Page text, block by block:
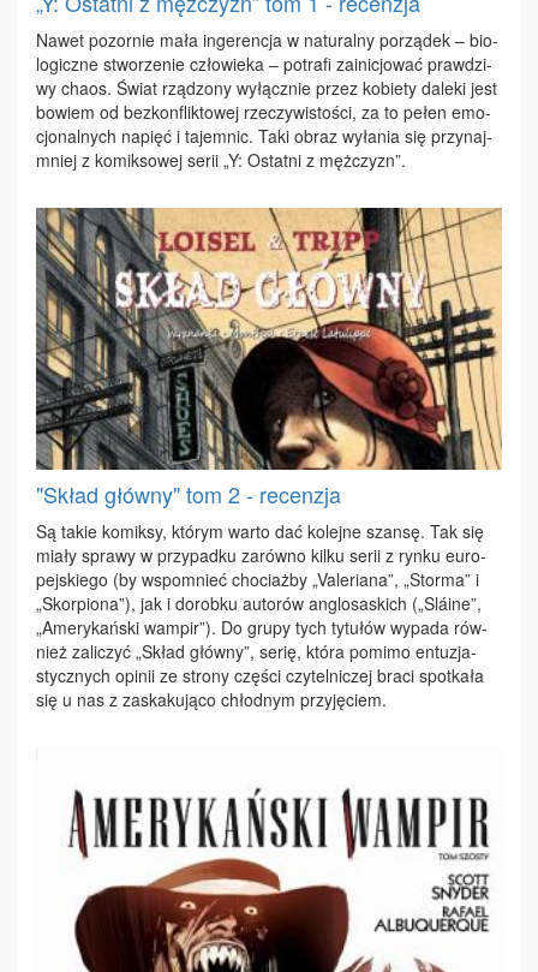
Na­wet po­zor­nie ma­ła in­ge­ren­cja w na­tu­ral­ny po­rzą­dek – bio­
lo­gicz­ne stwo­rze­nie czło­wie­ka – po­tra­fi za­ini­cjo­wać praw­dzi­
wy cha­os. Świat rzą­dzo­ny wy­łącz­nie przez ko­bie­ty da­le­ki jest
bo­wiem od bez­kon­flik­to­wej rze­czy­wi­sto­ści, za to pe­łen emo­
cjo­nal­nych na­pięć i ta­jem­nic. Ta­ki ob­raz wy­ła­nia się przy­naj­
mniej z ko­mik­so­wej se­rii „Y: Ostat­ni z męż­czyzn”.
"Skład główny" tom 2 - recenzja
Są ta­kie ko­mik­sy, któ­rym war­to dać ko­lej­ne szan­sę. Tak się
mia­ły spra­wy w przy­pad­ku za­rów­no kil­ku se­rii z ryn­ku eu­ro­
pej­skie­go (by wspo­mnieć cho­ciaż­by „Va­le­ria­na”, „Stor­ma” i
„Skor­pio­na”), jak i do­rob­ku au­to­rów an­glo­sa­skich („Sláine”,
„Ame­ry­kań­ski wam­pir”). Do gru­py tych ty­tu­łów wy­pa­da rów­
nież za­li­czyć „Skład głów­ny”, se­rię, któ­ra po­mi­mo en­tu­zja­
stycz­nych opi­nii ze stro­ny czę­ści czy­tel­ni­czej bra­ci spo­tka­ła
się u nas z za­ska­ku­ją­co chłod­nym przy­ję­ciem.